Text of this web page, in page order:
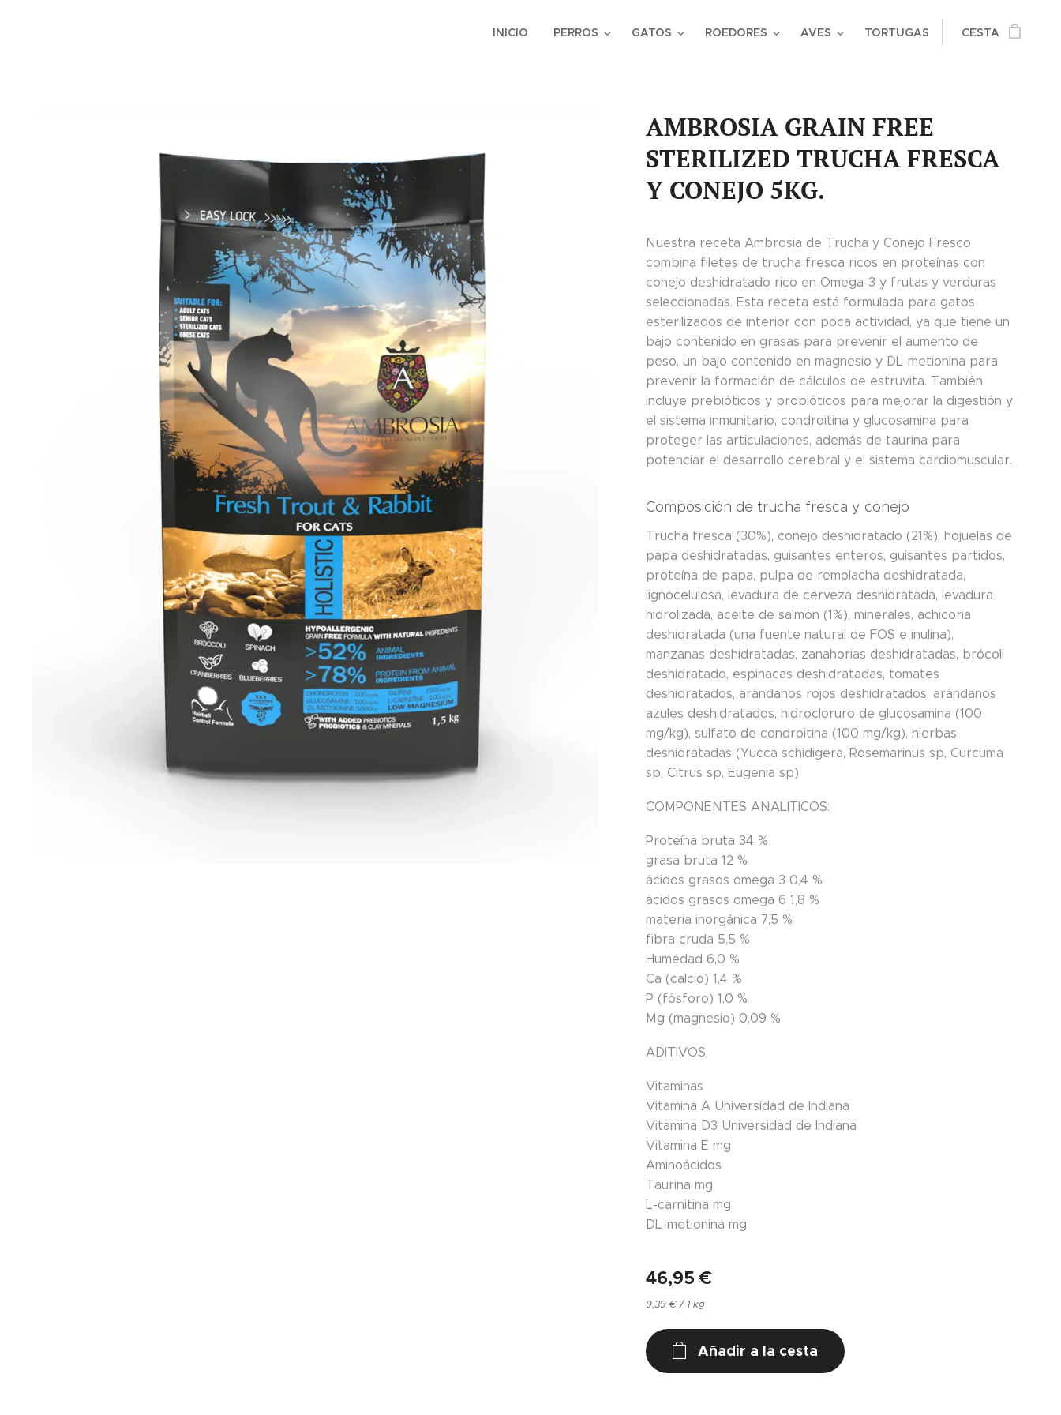
INICIO PERROS GATOS ROEDORES AVES TORTUGAS CESTA
AMBROSIA GRAIN FREE
STERILIZED TRUCHA FRESCA
Y CONEJO 5KG.
Nuestra receta Ambrosia de Trucha y Conejo Fresco
combina filetes de trucha fresca ricos en proteínas con
conejo deshidratado rico en Omega-3 y frutas y verduras
seleccionadas. Esta receta está formulada para gatos
esterilizados de interior con poca actividad, ya que tiene un
bajo contenido en grasas para prevenir el aumento de
peso, un bajo contenido en magnesio y DL-metionina para
prevenir la formación de cálculos de estruvita. También
incluye prebióticos y probióticos para mejorar la digestión y
el sistema inmunitario, condroitina y glucosamina para
proteger las articulaciones, además de taurina para
potenciar el desarrollo cerebral y el sistema cardiomuscular.
Composición de trucha fresca y conejo
Trucha fresca (30%), conejo deshidratado (21%), hojuelas de
papa deshidratadas, guisantes enteros, guisantes partidos,
proteína de papa, pulpa de remolacha deshidratada,
lignocelulosa, levadura de cerveza deshidratada, levadura
hidrolizada, aceite de salmón (1%), minerales, achicoria
deshidratada (una fuente natural de FOS e inulina),
manzanas deshidratadas, zanahorias deshidratadas, brócoli
deshidratado, espinacas deshidratadas, tomates
deshidratados, arándanos rojos deshidratados, arándanos
azules deshidratados, hidrocloruro de glucosamina (100
mg/kg), sulfato de condroitina (100 mg/kg), hierbas
deshidratadas (Yucca schidigera, Rosemarinus sp, Curcuma
sp, Citrus sp, Eugenia sp).
COMPONENTES ANALITICOS:
Proteína bruta 34 %
grasa bruta 12 %
ácidos grasos omega 3 0,4 %
ácidos grasos omega 6 1,8 %
materia inorgánica 7,5 %
fibra cruda 5,5 %
Humedad 6,0 %
Ca (calcio) 1,4 %
P (fósforo) 1,0 %
Mg (magnesio) 0,09 %
ADITIVOS:
Vitaminas
Vitamina A Universidad de Indiana
Vitamina D3 Universidad de Indiana
Vitamina E mg
Aminoácidos
Taurina mg
L-carnitina mg
DL-metionina mg
46,95 €
9,39 € / 1 kg
Añadir a la cesta